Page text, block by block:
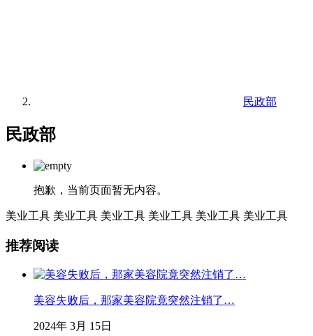
民政部
民政部
抱歉，当前页面暂无内容。
美业工具 美业工具 美业工具 美业工具 美业工具 美业工具
推荐阅读
美容失败后，那家美容院竟突然注销了…
2024年 3月 15日